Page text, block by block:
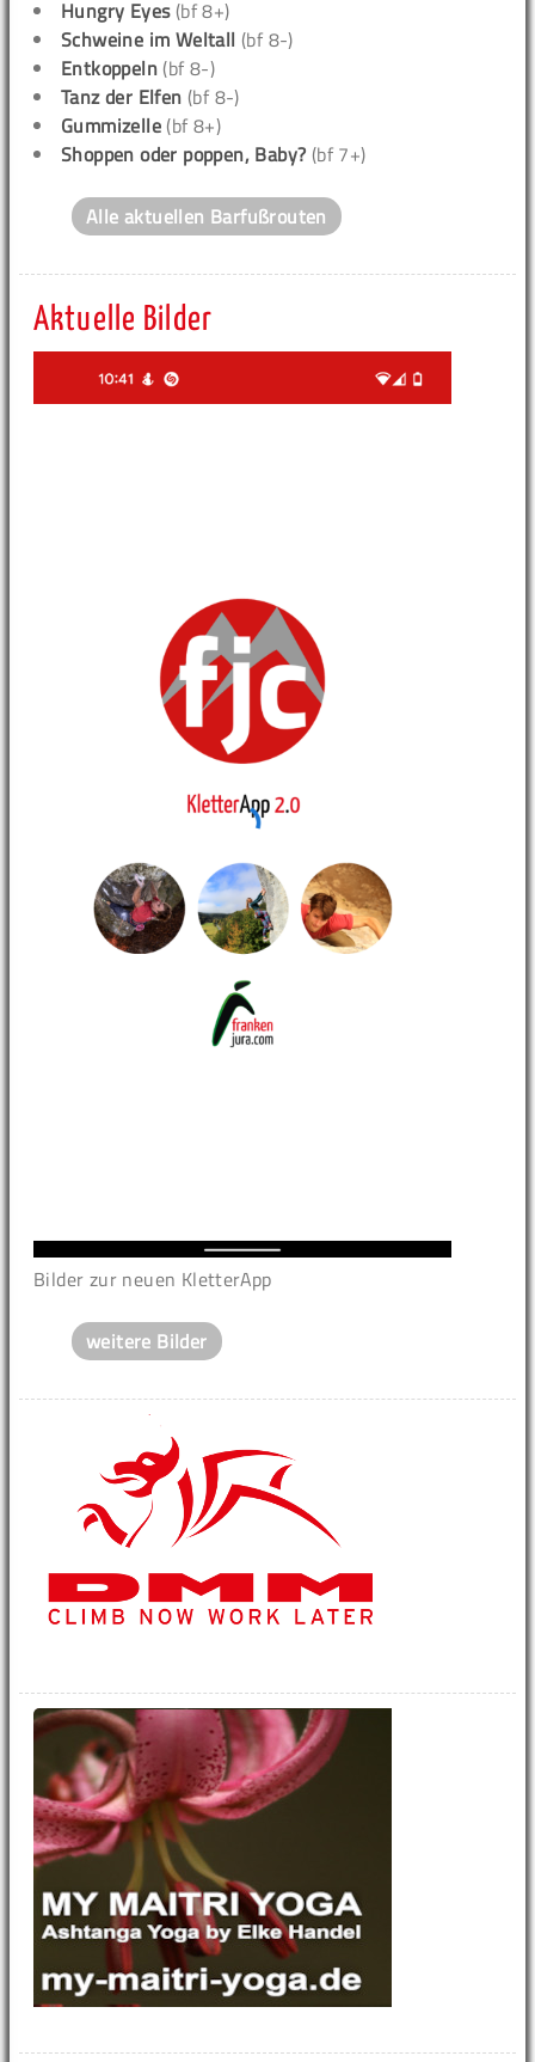
Hungry Eyes(bf 8+)
Schweine im Weltall (bf 8-)
Entkoppeln (bf 8-)
Tanz der Elfen (bf 8-)
Gummizelle (bf 8+)
Shoppen oder poppen, Baby? (bf 7+)
Alle aktuellen Barfußrouten
Aktuelle Bilder
Bilder zur neuen KletterApp
weitere Bilder